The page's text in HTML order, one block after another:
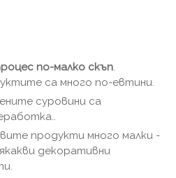
по-малко скъп.
са много по-евтини.
суровини са
продукти много малки -
декоративни